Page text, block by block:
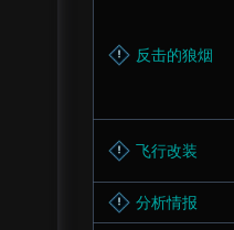
反击的狼烟
飞行改装
分析情报